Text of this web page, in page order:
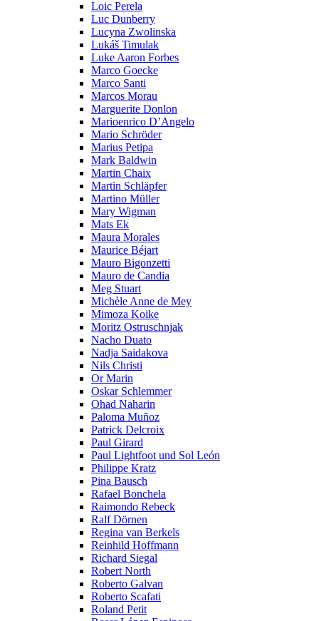
Loic Perela
Luc Dunberry
Lucyna Zwolinska
Lukáš Timulak
Luke Aaron Forbes
Marco Goecke
Marco Santi
Marcos Morau
Marguerite Donlon
Marioenrico D’Angelo
Mario Schröder
Marius Petipa
Mark Baldwin
Martin Chaix
Martin Schläpfer
Martino Müller
Mary Wigman
Mats Ek
Maura Morales
Maurice Béjart
Mauro Bigonzetti
Mauro de Candia
Meg Stuart
Michèle Anne de Mey
Mimoza Koike
Moritz Ostruschnjak
Nacho Duato
Nadja Saidakova
Nils Christi
Or Marin
Oskar Schlemmer
Ohad Naharin
Paloma Muñoz
Patrick Delcroix
Paul Girard
Paul Lightfoot und Sol León
Philippe Kratz
Pina Bausch
Rafael Bonchela
Raimondo Rebeck
Ralf Dörnen
Regina van Berkels
Reinhild Hoffmann
Richard Siegal
Robert North
Roberto Galvan
Roberto Scafati
Roland Petit